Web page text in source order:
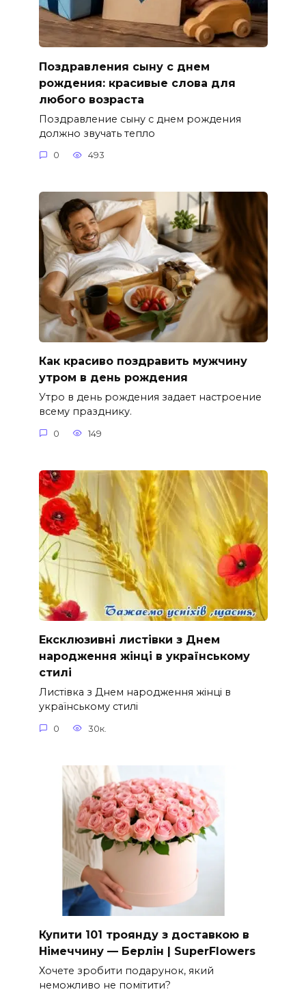
Поздравления сыну с днем
рождения: красивые слова для
любого возраста
Поздравление сыну с днем рождения
должно звучать тепло
0 493
Как красиво поздравить мужчину
утром в день рождения
Утро в день рождения задает настроение
всему празднику.
0 149
Ексклюзивні листівки з Днем
народження жінці в українському
стилі
Листівка з Днем народження жінці в
українському стилі
0 30к.
Купити 101 троянду з доставкою в
Німеччину — Берлін | SuperFlowers
Хочете зробити подарунок, який
неможливо не помітити?